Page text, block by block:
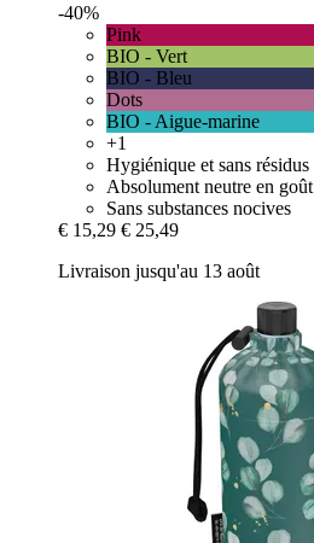
-40%
Pink
BIO - Vert
BIO - Bleu
Dots
BIO - Aigue-marine
+1
Hygiénique et sans résidus
Absolument neutre en goût
Sans substances nocives
€ 15,29 € 25,49
Livraison jusqu'au 13 août